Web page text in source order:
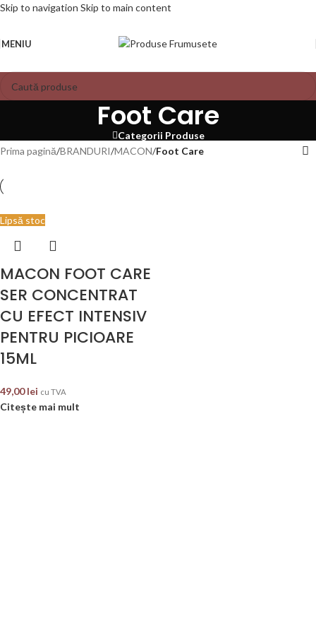
Skip to navigation Skip to main content
MENIU
Foot Care
Categorii Produse
Prima pagină/BRANDURI/MACON/Foot Care
Lipsă stoc
MACON FOOT CARE
SER CONCENTRAT
CU EFECT INTENSIV
PENTRU PICIOARE
15ML
49,00lei cu TVA
Citește mai mult